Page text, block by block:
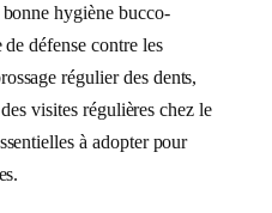
hygiène bucco-
défense contre les
régulier des dents,
visites régulières chez le
à adopter pour